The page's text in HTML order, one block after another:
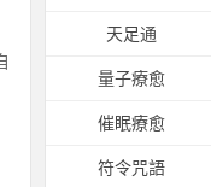
天足通
量子療愈
催眠療愈
符令咒語